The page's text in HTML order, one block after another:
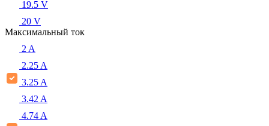
19.5 V
20 V
Максимальный ток
2 A
2.25 A
3.25 A
3.42 A
4.74 A